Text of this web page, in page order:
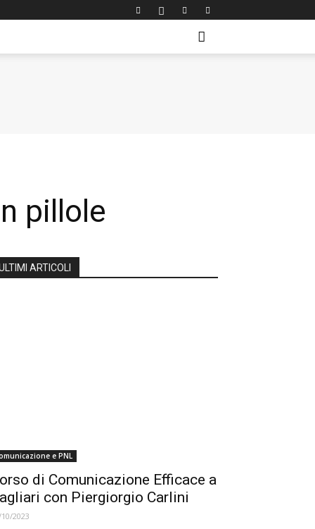
pillole
ARTICOLI
e PNL
di Comunicazione Efficace a
con Piergiorgio Carlini
2023